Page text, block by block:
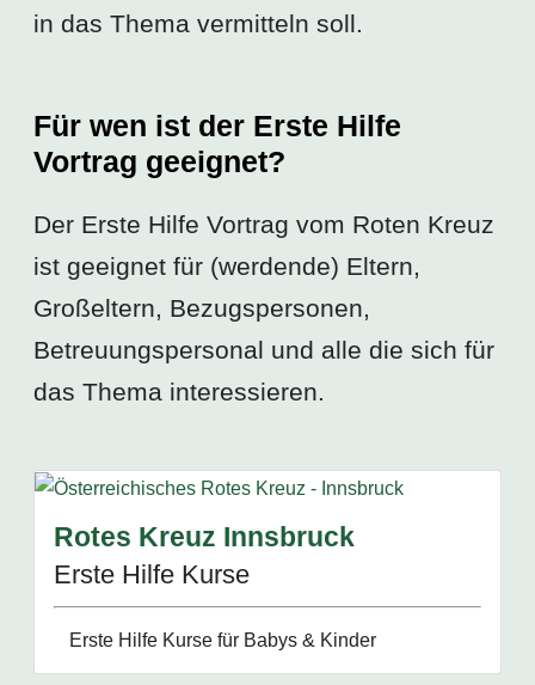
in das Thema vermitteln soll.
Für wen ist der Erste Hilfe
Vortrag geeignet?
Der Erste Hilfe Vortrag vom Roten Kreuz
ist geeignet für (werdende) Eltern,
Großeltern, Bezugspersonen,
Betreuungspersonal und alle die sich für
das Thema interessieren.
Rotes Kreuz Innsbruck
Erste Hilfe Kurse
Erste Hilfe Kurse für Babys & Kinder